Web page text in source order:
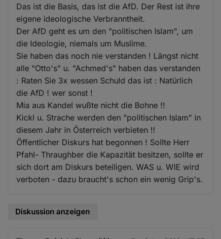
Das ist die Basis, das ist die AfD. Der Rest ist ihre
eigene ideologische Verbranntheit.
Der AfD geht es um den "politischen Islam", um
die Ideologie, niemals um Muslime.
Sie haben das noch nie verstanden ! Längst nicht
alle "Otto's" u. "Achmed's" haben das verstanden
: Raten Sie 3x wessen Schuld das ist : Natürlich
die AfD ! wer sonst !
Mia aus Kandel wußte nicht die Bohne !!
Kickl u. Strache werden den "politischen Islam" in
diesem Jahr in Österreich verbieten !!
Öffentlicher Diskurs hat begonnen ! Sollte Herr
Pfahl- Thraughber die Kapazität besitzen, sollte er
sich dort am Diskurs beteiligen. WAS u. WIE wird
verboten - dazu braucht's schon ein wenig Grip's.
Diskussion anzeigen